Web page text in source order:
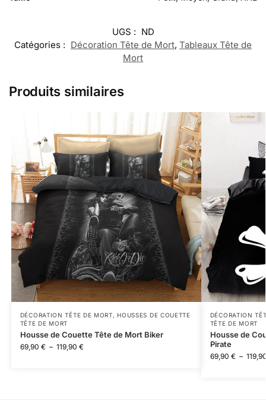
UGS : ND
Catégories : Décoration Tête de Mort, Tableaux Tête de
Mort
Produits similaires
DÉCORATION TÊTE DE MORT,HOUSSES DE COUETTE
TÊTE DE MORT
Housse de Couette Tête de Mort Biker
69,90 € – 119,90 €
DÉCORATION
TÊTE DE MORT
Housse de
Pirate
69,90 € –